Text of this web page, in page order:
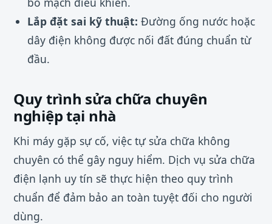
Lắp đặt sai kỹ thuật: Đường ống nước hoặc
dây điện không được nối đất đúng chuẩn từ
đầu.
Quy trình sửa chữa chuyên
nghiệp tại nhà
Khi máy gặp sự cố, việc tự sửa chữa không
chuyên có thể gây nguy hiểm. Dịch vụ sửa chữa
điện lạnh uy tín sẽ thực hiện theo quy trình
chuẩn để đảm bảo an toàn tuyệt đối cho người
dùng.